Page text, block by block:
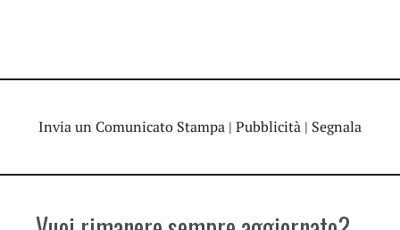
Invia un Comunicato Stampa | Pubblicità | Segnala